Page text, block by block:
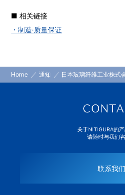
■ 相关链接
・制造·质量保证
Home 通知 日本玻璃纤维工业株式
关于NITIGURA的
请随时与我们咨
联系我们